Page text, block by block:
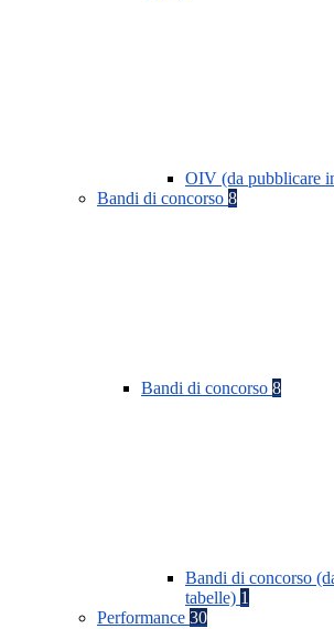
OIV (da pubblicare
Bandi di concorso 8
Bandi di concorso 8
Bandi di concorso
tabelle) 1
Performance 30